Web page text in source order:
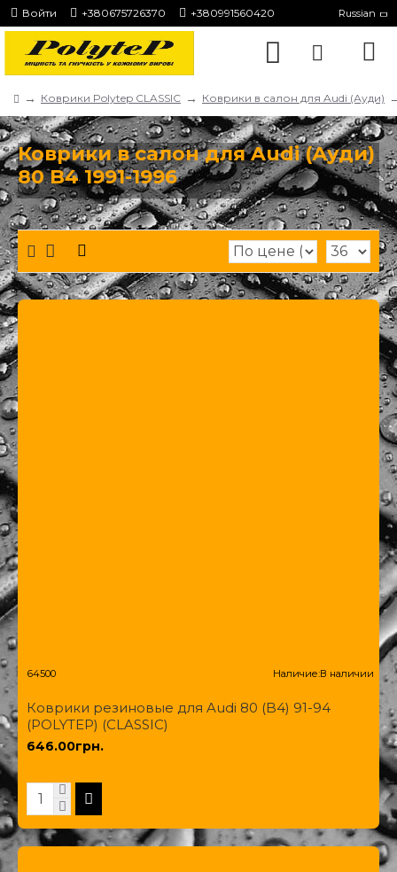
Войти +380675726370 +380991560420 Russian
Коврики Polytep CLASSIC Коврики в салон для Audi (Ауди)
Коврики в салон для Audi (Ауди)
80 B4 1991-1996
64500 Наличие:В наличии
Коврики резиновые для Audi 80 (B4) 91-94
(POLYTEP) (CLASSIC)
646.00грн.